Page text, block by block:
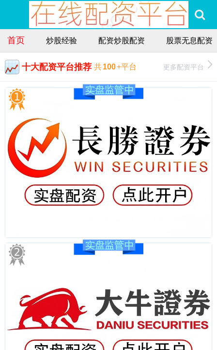
首页 炒股经验 配资炒股配资 股票无息配资
十大配资平台推荐 共100+平台 更多配资平台